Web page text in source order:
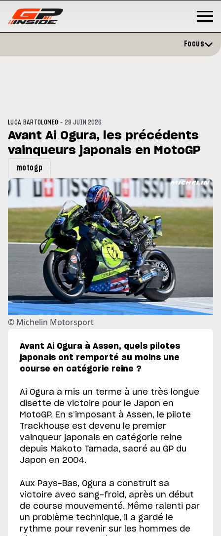
du GP de Grande-
MOTO GP
Focus
LUCA BARTOLOMEO -29 JUIN 2026
Avant Ai Ogura, les précédents
vainqueurs japonais en MotoGP
motogp
© Michelin Motorsport
Avant Ai Ogura à Assen, quels pilotes
japonais ont remporté au moins une
course en catégorie reine ?
Ai Ogura a mis un terme à une très longue
disette de victoire pour le Japon en
MotoGP. En s’imposant à Assen, le pilote
Trackhouse est devenu le premier
vainqueur japonais en catégorie reine
depuis Makoto Tamada, sacré au GP du
Japon en 2004.
Aux Pays-Bas, Ogura a construit sa
victoire avec sang-froid, après un début
de course mouvementé. Même ralenti par
un problème technique, il a gardé le
rythme pour revenir sur les hommes de